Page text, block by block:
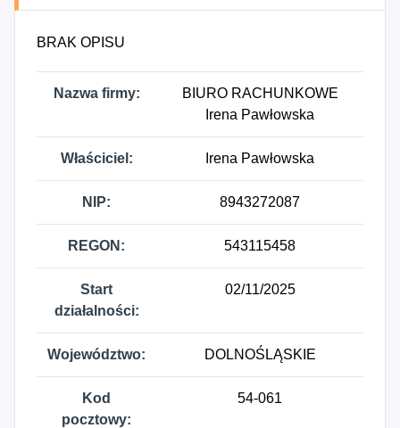
BRAK OPISU
Nazwa firmy:
BIURO RACHUNKOWE
Irena Pawłowska
Właściciel: Irena Pawłowska
NIP: 8943272087
REGON: 543115458
Start
działalności:
02/11/2025
Województwo: DOLNOŚLĄSKIE
Kod
pocztowy:
54-061